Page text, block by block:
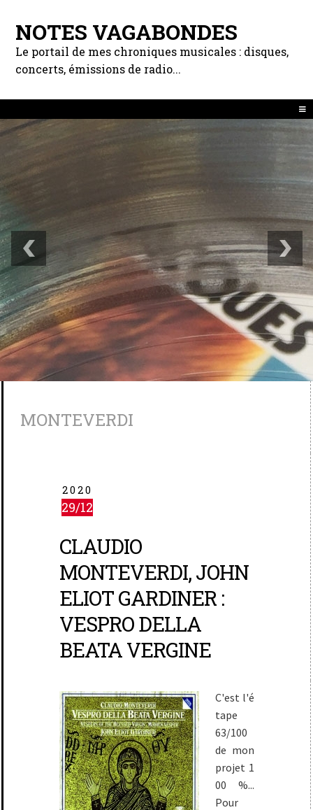
NOTES VAGABONDES
Le portail de mes chroniques musicales : disques,
concerts, émissions de radio...
MONTEVERDI
2020
29/12
CLAUDIO
MONTEVERDI, JOHN
ELIOT GARDINER :
VESPRO DELLA
BEATA VERGINE
C'est l'é
tape
63/100
de mon
projet 1
00 %...
Pour